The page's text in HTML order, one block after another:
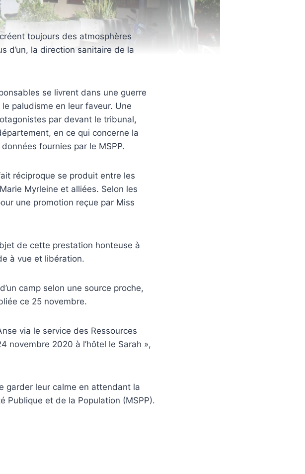
toujours des atmosphères
d’un, la direction sanitaire de la
se livrent dans une guerre
paludisme en leur faveur. Une
par devant le tribunal,
en ce qui concerne la
fournies par le MSPP.
réciproque se produit entre les
Myrleine et alliées. Selon les
une promotion reçue par Miss
de cette prestation honteuse à
à vue et libération.
camp selon une source proche,
ce 25 novembre.
via le service des Ressources
novembre 2020 à l’hôtel le Sarah »,
garder leur calme en attendant la
Publique et de la Population (MSPP).